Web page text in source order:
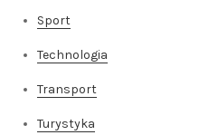
Sport
Technologia
Transport
Turystyka